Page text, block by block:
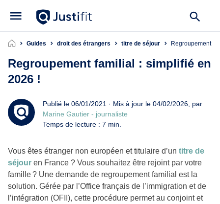
Guides droit des étrangers titre de séjour Regroupement
Regroupement familial : simplifié en
2026 !
Publié le 06/01/2021 · Mis à jour le 04/02/2026, par
Marine Gautier - journaliste
Temps de lecture : 7 min.
Vous êtes étranger non européen et titulaire d’un titre de
séjour en France ? Vous souhaitez être rejoint par votre
famille ? Une demande de regroupement familial est la
solution. Gérée par l’Office français de l’immigration et de
l’intégration (OFII), cette procédure permet au conjoint et